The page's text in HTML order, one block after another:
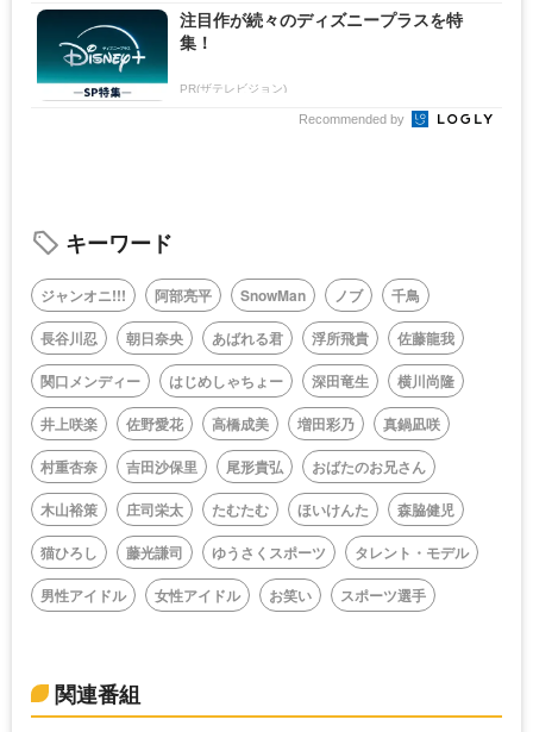
注目作が続々のディズニープラスを特
集！
PR(ザテレビジョン)
Recommended by
キーワード
ジャンオニ!!! 阿部亮平 SnowMan ノブ
千鳥
長谷川忍
朝日奈央 あばれる君 浮所飛貴
佐藤龍我
関口メンディー
はじめしゃちょー 深田竜生
横川尚隆
井上咲楽
佐野愛花 高橋成美 増田彩乃
真鍋凪咲
村重杏奈
吉田沙保里 尾形貴弘
おばたのお兄さん
木山裕策
庄司栄太 たむたむ ほいけんた
森脇健児
猫ひろし
藤光謙司 ゆうさくスポーツ
タレント・モデル
男性アイドル
女性アイドル お笑い スポーツ選手
関連番組